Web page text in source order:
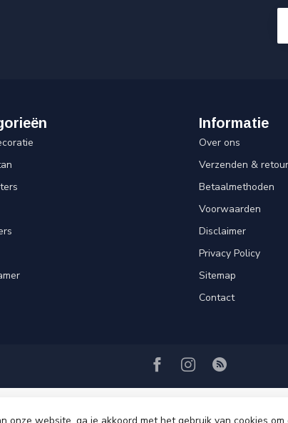
Informatie
Over ons
Verzenden &
Betaalmethoden
Voorwaarden
Disclaimer
Privacy Policy
Sitemap
Contact